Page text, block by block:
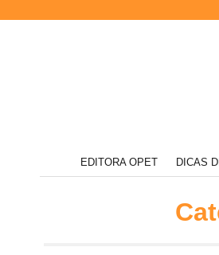
Acompanhe
EDITORA OPET DICAS